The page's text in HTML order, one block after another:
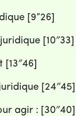
[9”26]
[10″33]
[24″45]
agir : [30″40]